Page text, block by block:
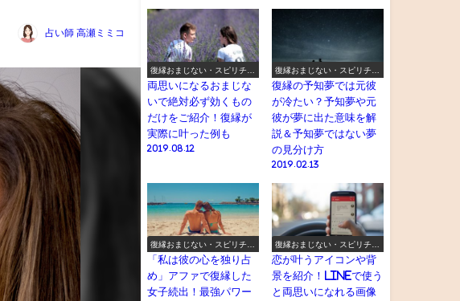
占い師 高瀬ミミコ
復縁おまじない・スピリチュ
アル
両思いになるおまじな
いで絶対必ず効くもの
だけをご紹介！復縁が
実際に叶った例も
2019.08.12
復縁おまじない・スピリチュ
アル
復縁の予知夢では元彼
が冷たい？予知夢や元
彼が夢に出た意味を解
説＆予知夢ではない夢
の見分け方
2019.02.13
復縁おまじない・スピリチュ
アル
「私は彼の心を独り占
め」アファで復縁した
女子続出！最強パワー
復縁おまじない・スピリチュ
アル
恋が叶うアイコンや背
景を紹介！LINEで使う
と両思いになれる画像